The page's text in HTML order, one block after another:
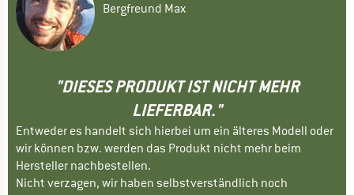
Bergfreund Max
"DIESES PRODUKT IST NICHT MEHR
LIEFERBAR."
Entweder es handelt sich hierbei um ein älteres Modell oder
wir können bzw. werden das Produkt nicht mehr beim
Hersteller nachbestellen.
Nicht verzagen, wir haben selbstverständlich noch